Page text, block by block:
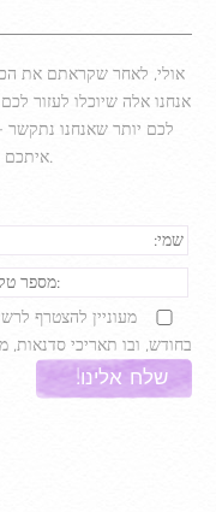
אולי, לאחר שקראתם את
אנחנו אלה שיוכלו לעזור
לכם יותר שאנחנו נתקשר
איתכם קשר, ואנחנו נדאג לשאר.
מעוניין להצטרף
בחודש, ובו תאריכי סדנאות,